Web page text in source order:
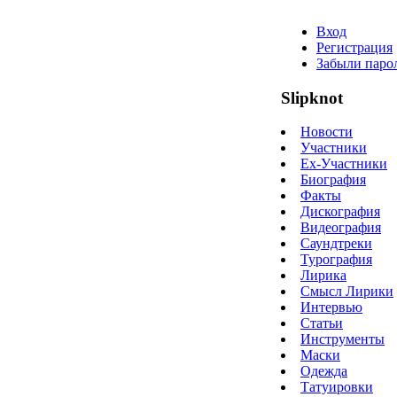
Вход
Регистрация
Забыли
Slipknot
Новости
Участники
Ex-Участники
Биография
Факты
Дискография
Видеография
Саундтреки
Турография
Лирика
Смысл Лирики
Интервью
Статьи
Инструменты
Маски
Одежда
Татуировки